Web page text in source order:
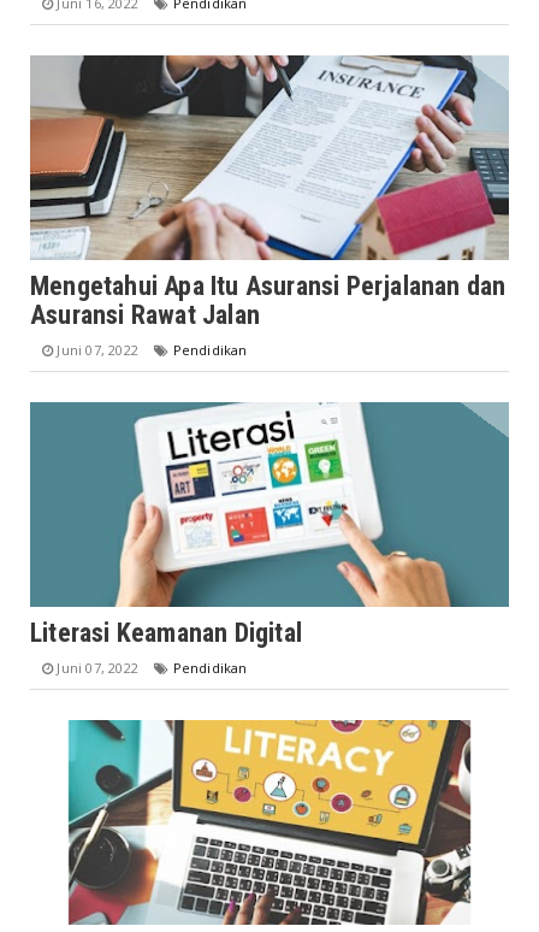
Mengetahui Apa Itu Asuransi Perjalanan dan
Asuransi Rawat Jalan
Juni 07, 2022 Pendidikan
Literasi Keamanan Digital
Juni 07, 2022 Pendidikan